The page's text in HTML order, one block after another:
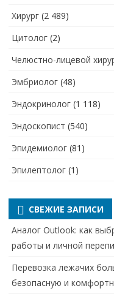
Хирург (2 489)
Цитолог (2)
Челюстно-лицевой
Эмбриолог (48)
Эндокринолог (1 118)
Эндоскопист (540)
Эпидемиолог (81)
Эпилептолог (1)
СВЕЖИЕ ЗАПИСИ
Аналог Outlook: как
работы и личной
Перевозка лежачих
безопасную и